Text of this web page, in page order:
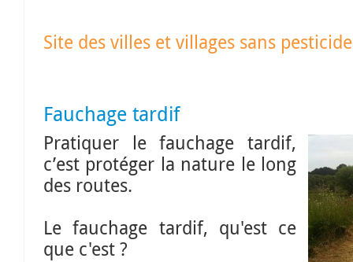
Site des villes et villages sans
Fauchage tardif
Pratiquer le fauchage tardif,
c’est protéger la nature le long
des routes.
Le fauchage tardif, qu'est ce
que c'est ?